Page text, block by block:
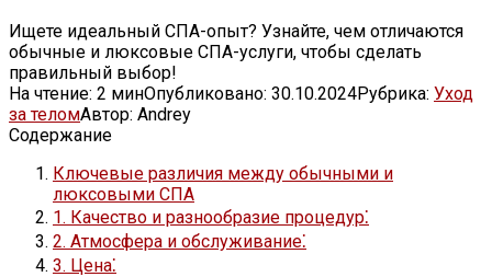
Ищете идеальный СПА-опыт? Узнайте, чем отличаются
обычные и люксовые СПА-услуги, чтобы сделать
правильный выбор!
На чтение: 2 минОпубликовано: 30.10.2024Рубрика: Уход
за теломАвтор: Andrey
Содержание
Ключевые различия между обычными и
люксовыми СПА
1. Качество и разнообразие процедур⁚
2. Атмосфера и обслуживание⁚
3. Цена⁚